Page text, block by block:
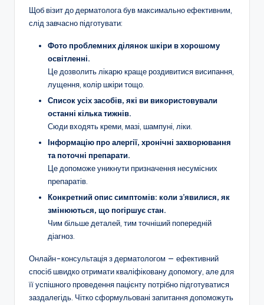
Щоб візит до дерматолога був максимально ефективним,
слід завчасно підготувати:
Фото проблемних ділянок шкіри в хорошому
освітленні.
Це дозволить лікарю краще роздивитися висипання,
лущення, колір шкіри тощо.
Список усіх засобів, які ви використовували
останні кілька тижнів.
Сюди входять креми, мазі, шампуні, ліки.
Інформацію про алергії, хронічні захворювання
та поточні препарати.
Це допоможе уникнути призначення несумісних
препаратів.
Конкретний опис симптомів: коли з’явилися, як
змінюються, що погіршує стан.
Чим більше деталей, тим точніший попередній
діагноз.
Онлайн-консультація з дерматологом — ефективний
спосіб швидко отримати кваліфіковану допомогу, але для
її успішного проведення пацієнту потрібно підготуватися
заздалегідь. Чітко сформульовані запитання допоможуть